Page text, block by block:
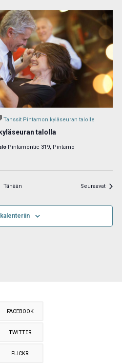
talolla
Tanssit Pintamon kyläseuran talolle
Pintamontie 319, Pintamo
Tänään Seuraavat
FACEBOOK
TWITTER
FLICKR